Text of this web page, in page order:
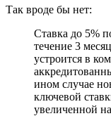
Так вроде бы нет:
Ставка до 5%
течение 3
устроится в
ином случае
ключевой
увеличенной